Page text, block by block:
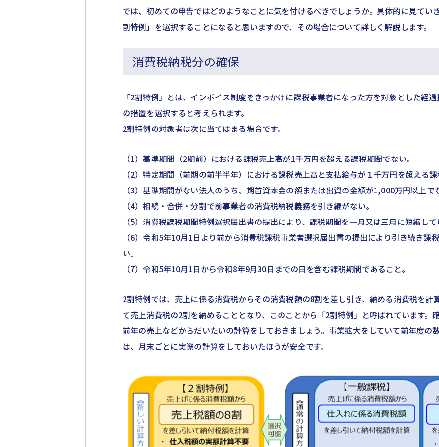
では、初めての申告ではどのようなことに気を付けるべきでしょうか。具体的に見てい
割特例」を選択することになると思いますので、その場合について詳しく解説します。
消費税納税分の確保
「2割特例」とは、インボイス制度をきっかけに課税事業者になった方を対象とした経
の措置を選択すると考えられます。
2割特例の対象者は次に当てはまる場合です。
（1）基準期間（2期前）における課税売上高が1千万円を超える課税期間でない。
（2）特定期間（前期の前半半年）における課税売上高と支払給与が１千万円を超える課
（3）基準期間がない法人のうち、期首資本金の額または出資の金額が1,000万円以上で
（4）相続・合併・分割で前事業者の消費税納税義務を引き継がない。
（5）消費税課税期間特例選択届出書の提出により、課税期間を一月又は三月に短縮して
（6）令和5年10月1日より前から消費税課税事業者選択届出書の提出により引き続き課
い。
（7）令和5年10月1日から令和8年9月30日までの日を含む課税期間であること。
2割特例では、売上に係る消費税からその消費税額の8割を差し引き、納める消費税を計
て売上消費税の2割を納めることとなり、このことから「2割特例」と呼ばれています。
前年の売上などからだいたいの計算をしておきましょう。事業拡大をしていて前年度の
は、月末ごとに実際の計算をしておいたほうが安全です。